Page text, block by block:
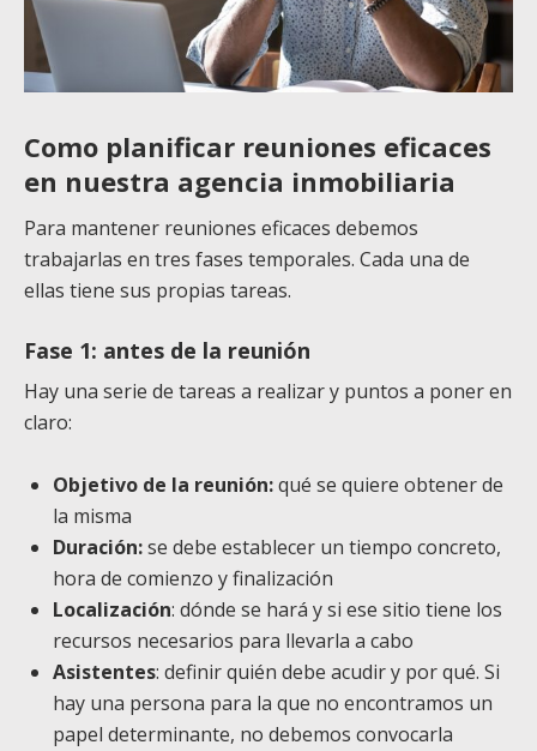
Como planificar reuniones eficaces
en nuestra agencia inmobiliaria
Para mantener reuniones eficaces debemos
trabajarlas en tres fases temporales. Cada una de
ellas tiene sus propias tareas.
Fase 1: antes de la reunión
Hay una serie de tareas a realizar y puntos a poner en
claro:
Objetivo de la reunión:qué se quiere obtener de
la misma
Duración:se debe establecer un tiempo concreto,
hora de comienzo y finalización
Localización: dónde se hará y si ese sitio tiene los
recursos necesarios para llevarla a cabo
Asistentes: definir quién debe acudir y por qué. Si
hay una persona para la que no encontramos un
papel determinante, no debemos convocarla